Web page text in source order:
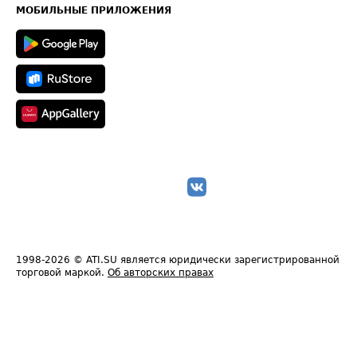
Техническая информация
МОБИЛЬНЫЕ ПРИЛОЖЕНИЯ
1998-2026 © ATI.SU является юридически зарегистрированной
торговой маркой. Об авторских правах